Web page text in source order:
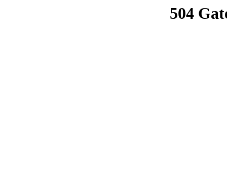
504